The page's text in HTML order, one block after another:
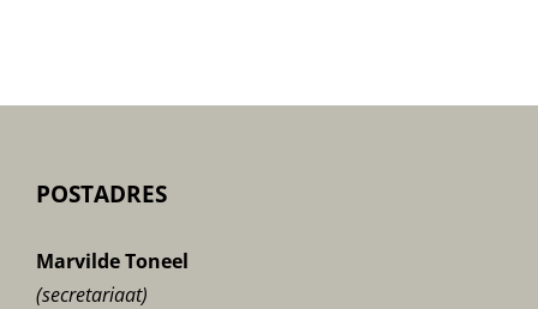
POSTADRES
Marvilde Toneel
(secretariaat)